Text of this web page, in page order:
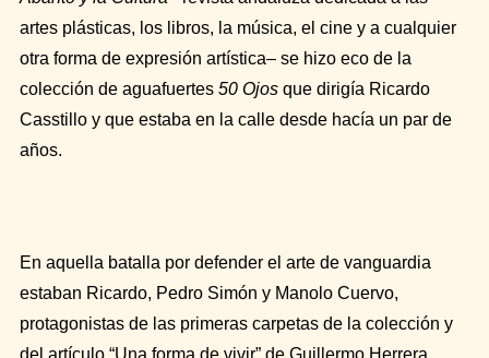
artes plásticas, los libros, la música, el cine y a cualquier
otra forma de expresión artística– se hizo eco de la
colección de aguafuertes 50 Ojosque dirigía Ricardo
Casstilloy que estaba en la calle desde hacía un par de
años.
En aquella batalla por defender el arte de vanguardia
estaban Ricardo, Pedro Simón y Manolo Cuervo,
protagonistas de las primeras carpetas de la colección y
del artículo “Una forma de vivir” de Guillermo Herrera,